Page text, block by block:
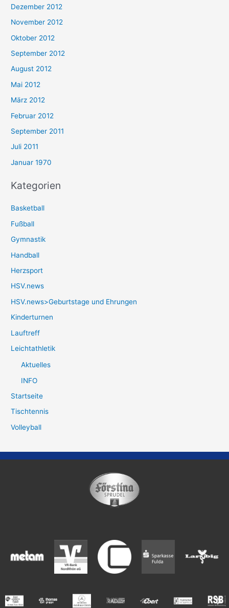
Dezember 2012
November 2012
Oktober 2012
September 2012
August 2012
Mai 2012
März 2012
Februar 2012
September 2011
Juli 2011
Januar 1970
Kategorien
Basketball
Fußball
Gymnastik
Handball
Herzsport
HSV.news
HSV.news>Geburtstage und Ehrungen
Kinderturnen
Lauftreff
Leichtathletik
Aktuelles
INFO
Startseite
Tischtennis
Volleyball